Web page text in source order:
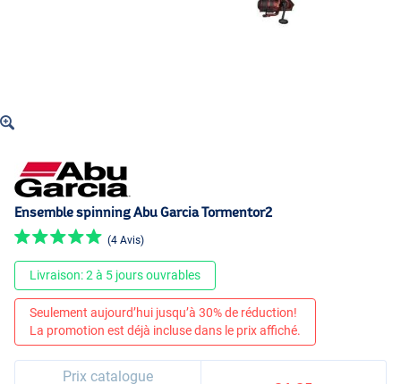
Ensemble spinning Abu Garcia Tormentor2
(4 Avis)
Livraison: 2 à 5 jours ouvrables
Seulement aujourd’hui jusqu’à 30% de réduction!
La promotion est déjà incluse dans le prix affiché.
Prix catalogue